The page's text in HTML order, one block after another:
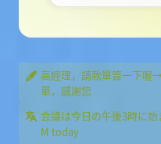
高經理，請款單簽一下喔
單，感謝您
会議は今日の午後3時に
M today